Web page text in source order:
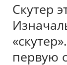
Скутер
первую